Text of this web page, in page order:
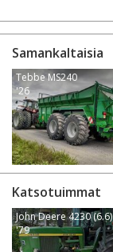
Samankaltaisia
Tebbe MS240
'26
Katsotuimmat
John Deere 4230 (6.6)
'79